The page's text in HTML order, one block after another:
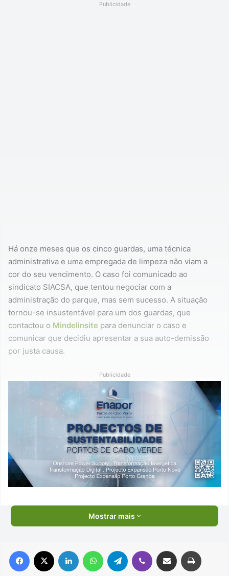
Publicidade
Há onze meses que os cinco guardas, uma técnica
administrativa e uma empregada de limpeza não viam a
cor do seu vencimento. O caso foi comunicado ao
sindicato SIACSA, que tentou negociar com a
administração do parque, mas sem sucesso. A situação
tornou-se insustentável para um dos guardas, que
contactou o Mindelinsite para denunciar o caso e
comunicar que decidiu apresentar a sua auto-demissão
por justa causa.
Publicidade
Mostrar mais
Facebook Linkedin WhatsAppTelegram Viber Compartilhar via e-mail